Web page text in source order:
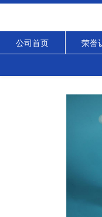
公司首页 荣誉